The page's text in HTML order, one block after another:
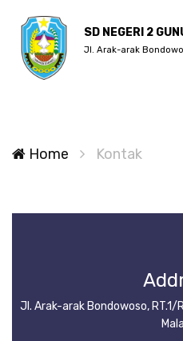
SD NEGERI 2
Jl. Arak-arak
Home Kontak
Jl. Arak-arak Bondowoso, RT.1/